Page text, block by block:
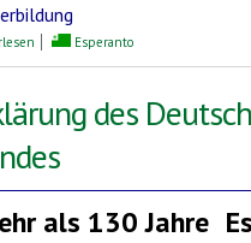
über Mediterrane Esperanto-Woche
Esperanto
des
als 130 Jahre